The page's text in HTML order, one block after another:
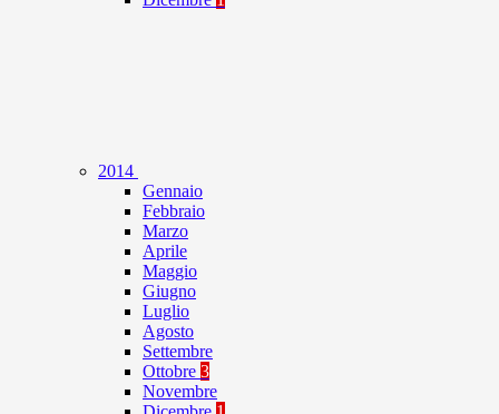
2014
Gennaio
Febbraio
Marzo
Aprile
Maggio
Giugno
Luglio
Agosto
Settembre
Ottobre 3
Novembre